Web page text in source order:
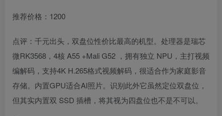
推荐价格：1200
点评：千元出头，双盘位性价比最高的机型。处理器是瑞芯
微RK3568，4核 A55 +Mali G52 ，拥有独立 NPU，主打视频
编解码，支持4K H.265格式视频解码，很适合作为家庭影音
存储。内置GPU适合AI照片。识别此外它虽然定位双盘位，
但其实内置双 SSD 插槽，将其视为四盘位也不是不可以。